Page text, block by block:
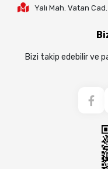
Yalı Mah. Vatan
Bizi takip edebilir ve